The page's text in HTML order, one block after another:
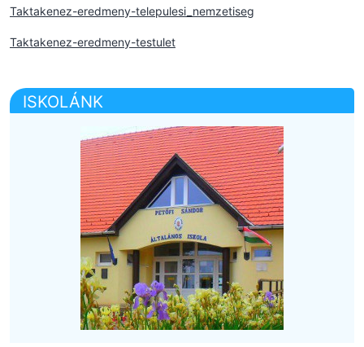
Taktakenez-eredmeny-telepulesi_nemzetiseg
Taktakenez-eredmeny-testulet
ISKOLÁNK